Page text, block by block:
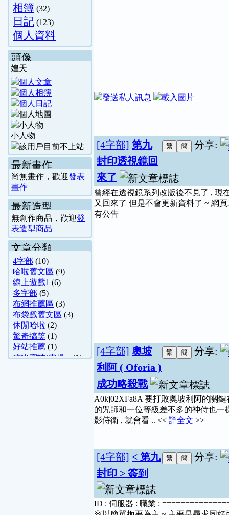
相簿 (32)
日記 (123)
個人資料
頭像
媓天
小人物
最新畫作
尚無畫作，歡迎發表
畫作
最新造型
無創作商品，歡迎發
表造型商品
文章分類
4字部 (10)
哈啦舊文區 (9)
線上遊戲1 (6)
多字部 (5)
布網推薦區 (3)
布袋戲舊文區 (3)
休閒哈啦 (2)
驚奇搞笑 (1)
好站推薦 (1)
攻略密技(電視 ..(1)
分享:
[4字部] 第九
封印透視鏡回
來了
曾經在透視鏡系列改版後不見了 , 現
又回來了 但是不會更新資料了 ~ 網
有公告
分享:
[4字部] 奧坡
利阿 ( Oforia )
成功略殺戰
A0kj02XFa8A 要打敗奧坡利阿的關
的咒師和一位等級差不多的神侍也一
影侍衛 , 就會看 .. << 詳全文 >>
分享:
[4字部] < 第九
封印 > 簽到
ID : 伺服器 : 職業 :